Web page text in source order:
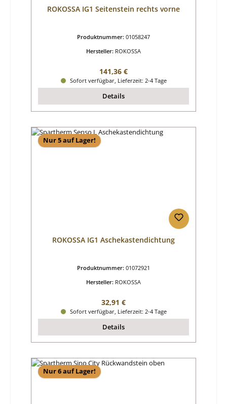
ROKOSSA IG1 Seitenstein rechts vorne
Produktnummer: 01058247
Hersteller: ROKOSSA
Regulärer Preis:
141,36 €
Sofort verfügbar, Lieferzeit: 2-4 Tage
Details
Nur 5 auf Lager!
ROKOSSA IG1 Aschekastendichtung
Produktnummer: 01072921
Hersteller: ROKOSSA
Regulärer Preis:
32,91 €
Sofort verfügbar, Lieferzeit: 2-4 Tage
Details
Nur 6 auf Lager!